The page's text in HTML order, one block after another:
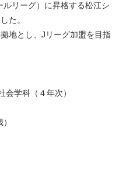
リーグ）に昇格する松江シ
た。
地とし、Jリーグ加盟を目指
学科（４年次）